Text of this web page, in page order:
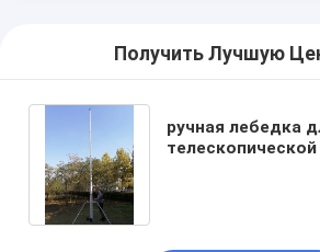
Получить Лучшую
ручная лебедка